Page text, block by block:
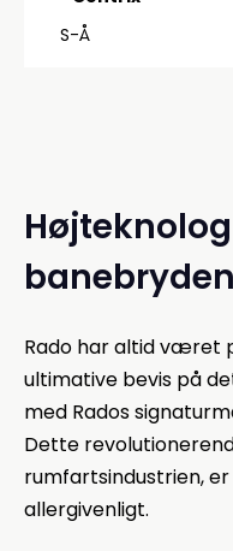
S-Å
Rado har altid været
ultimative bevis på
med Rados
Dette
rumfartsindustrien,
allergivenligt.